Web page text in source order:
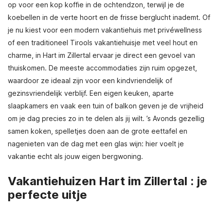
op voor een kop koffie in de ochtendzon, terwijl je de
koebellen in de verte hoort en de frisse berglucht inademt. Of
je nu kiest voor een modern vakantiehuis met privéwellness
of een traditioneel Tirools vakantiehuisje met veel hout en
charme, in Hart im Zillertal ervaar je direct een gevoel van
thuiskomen. De meeste accommodaties zijn ruim opgezet,
waardoor ze ideaal zijn voor een kindvriendelijk of
gezinsvriendelijk verblijf. Een eigen keuken, aparte
slaapkamers en vaak een tuin of balkon geven je de vrijheid
om je dag precies zo in te delen als jij wilt. ’s Avonds gezellig
samen koken, spelletjes doen aan de grote eettafel en
nagenieten van de dag met een glas wijn: hier voelt je
vakantie echt als jouw eigen bergwoning.
Vakantiehuizen Hart im Zillertal : je
perfecte uitje